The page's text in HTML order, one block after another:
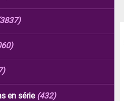
en série (432)